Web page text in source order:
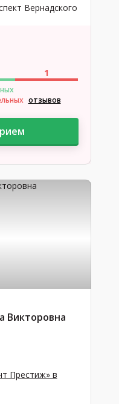
Вернадского
1
отзывов
Викторовна
Престиж» в